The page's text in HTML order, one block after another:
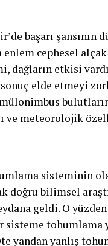
başarı şansının
cephesel
dağların etkisi
elde etmeyi
ve meteorolojik
sisteminin
doğru bilimsel
geldi. O
sisteme
yandan yanlış